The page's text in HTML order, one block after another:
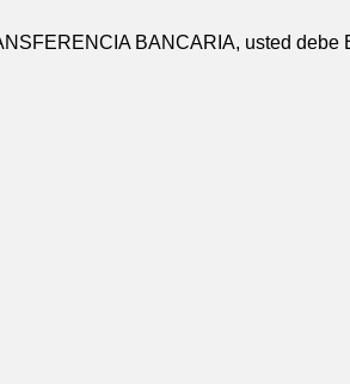
BANCARIA, usted debe